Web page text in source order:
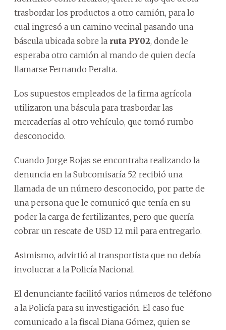
trasbordar los productos a otro camión, para lo
cual ingresó a un camino vecinal pasando una
báscula ubicada sobre la ruta PY02, donde le
esperaba otro camión al mando de quien decía
llamarse Fernando Peralta.
Los supuestos empleados de la firma agrícola
utilizaron una báscula para trasbordar las
mercaderías al otro vehículo, que tomó rumbo
desconocido.
Cuando Jorge Rojas se encontraba realizando la
denuncia en la Subcomisaría 52 recibió una
llamada de un número desconocido, por parte de
una persona que le comunicó que tenía en su
poder la carga de fertilizantes, pero que quería
cobrar un rescate de USD 12 mil para entregarlo.
Asimismo, advirtió al transportista que no debía
involucrar a la Policía Nacional.
El denunciante facilitó varios números de teléfono
a la Policía para su investigación. El caso fue
comunicado a la fiscal Diana Gómez, quien se